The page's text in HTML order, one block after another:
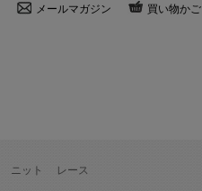
メールマガジン 買い物かご
ニット レース